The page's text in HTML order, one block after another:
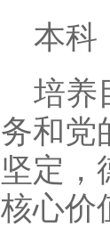
本科
培养
务和党
坚定，
核心价